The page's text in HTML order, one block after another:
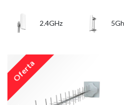
2.4GHz
Oferta